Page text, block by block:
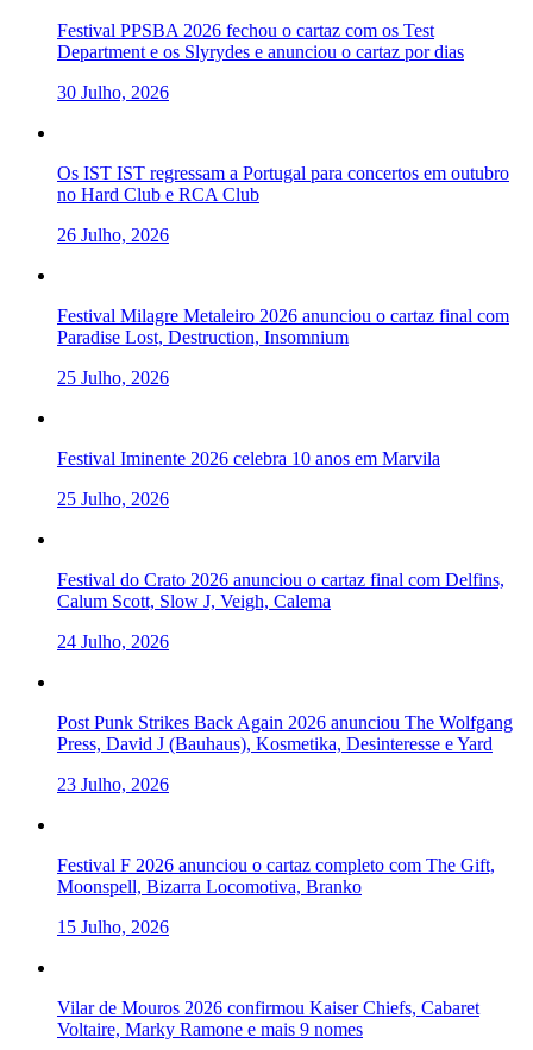
Festival PPSBA 2026 fechou o cartaz com os Test
Department e os Slyrydes e anunciou o cartaz por dias
30 Julho, 2026
Os IST IST regressam a Portugal para concertos em outubro
no Hard Club e RCA Club
26 Julho, 2026
Festival Milagre Metaleiro 2026 anunciou o cartaz final com
Paradise Lost, Destruction, Insomnium
25 Julho, 2026
Festival Iminente 2026 celebra 10 anos em Marvila
25 Julho, 2026
Festival do Crato 2026 anunciou o cartaz final com Delfins,
Calum Scott, Slow J, Veigh, Calema
24 Julho, 2026
Post Punk Strikes Back Again 2026 anunciou The Wolfgang
Press, David J (Bauhaus), Kosmetika, Desinteresse e Yard
23 Julho, 2026
Festival F 2026 anunciou o cartaz completo com The Gift,
Moonspell, Bizarra Locomotiva, Branko
15 Julho, 2026
Vilar de Mouros 2026 confirmou Kaiser Chiefs, Cabaret
Voltaire, Marky Ramone e mais 9 nomes